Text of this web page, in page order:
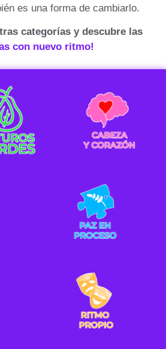
es una forma de cambiarlo.
categorías y descubre las
con nuevo ritmo!